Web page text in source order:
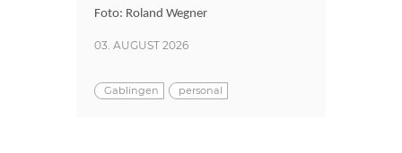
Foto: Roland Wegner
03. AUGUST 2026
Gablingen personal